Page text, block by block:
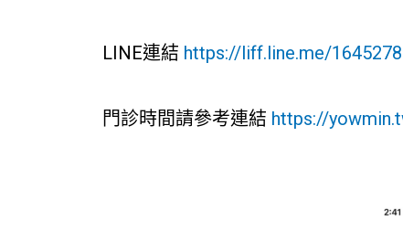
LINE連結 https://liff.line.me/
門診時間請參考連結 https://